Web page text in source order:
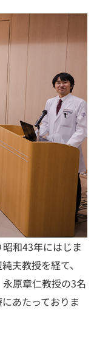
和43年にはじま
夫教授を経て、
原章仁教授の3名
あたっておりま